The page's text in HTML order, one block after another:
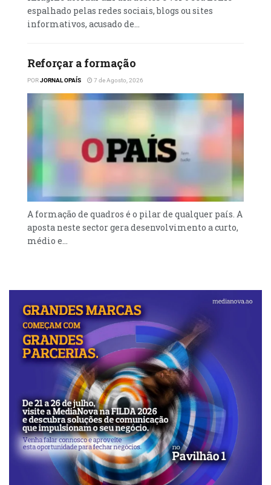
espalhado pelas redes sociais, blogs ou sites
informativos, acusado de...
Reforçar a formação
PORJORNAL OPAÍS 7 de Agosto, 2026
A formação de quadros é o pilar de qualquer país. A
aposta neste sector gera desenvolvimento a curto,
médio e...